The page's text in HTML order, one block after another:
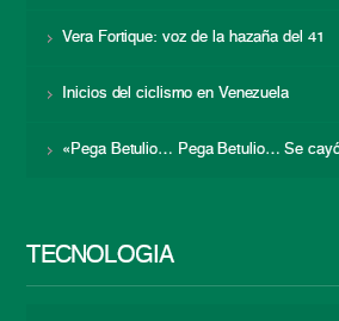
Vera Fortique: voz de la hazaña del 41
Inicios del ciclismo en Venezuela
«Pega Betulio… Pega Betulio… Se
TECNOLOGÍA